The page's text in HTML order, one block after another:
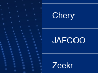
Chery
JAECOO
Zeekr